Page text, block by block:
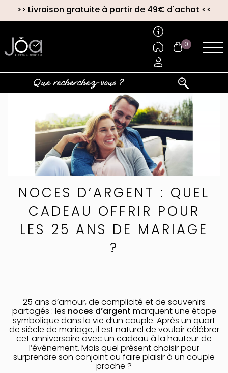
>> Livraison gratuite à partir de 49€ d'achat <<
0
NOCES D’ARGENT : QUEL
CADEAU OFFRIR POUR
LES 25 ANS DE MARIAGE
?
25 ans d’amour, de complicité et de souvenirs
partagés : les noces d’argent marquent une étape
symbolique dans la vie d’un couple. Après un quart
de siècle de mariage, il est naturel de vouloir célébrer
cet anniversaire avec un cadeau à la hauteur de
l’événement. Mais quel présent choisir pour
surprendre son conjoint ou faire plaisir à un couple
proche ?